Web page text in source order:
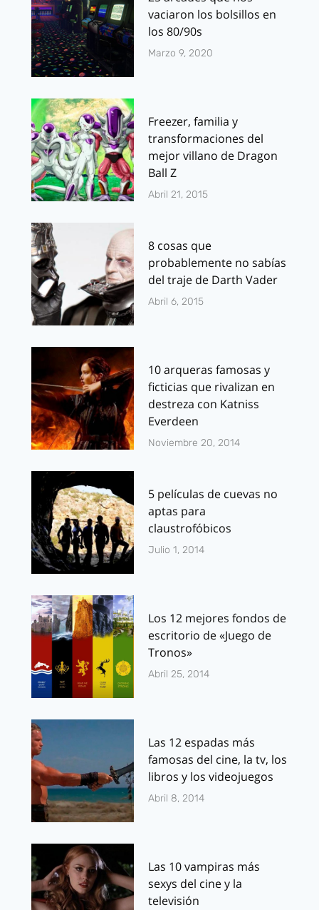
vaciaron los bolsillos en
los 80/90s
Marzo 9, 2020
Freezer, familia y
transformaciones del
mejor villano de Dragon
Ball Z
Abril 21, 2015
8 cosas que
probablemente no sabías
del traje de Darth Vader
Abril 6, 2015
10 arqueras famosas y
ficticias que rivalizan en
destreza con Katniss
Everdeen
Noviembre 20, 2014
5 películas de cuevas no
aptas para
claustrofóbicos
Julio 1, 2014
Los 12 mejores fondos de
escritorio de «Juego de
Tronos»
Abril 25, 2014
Las 12 espadas más
famosas del cine, la tv, los
libros y los videojuegos
Abril 8, 2014
Las 10 vampiras más
sexys del cine y la
televisión